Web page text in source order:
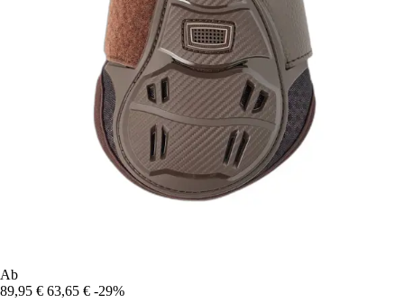
Ab
89,95 € 63,65 € -29%